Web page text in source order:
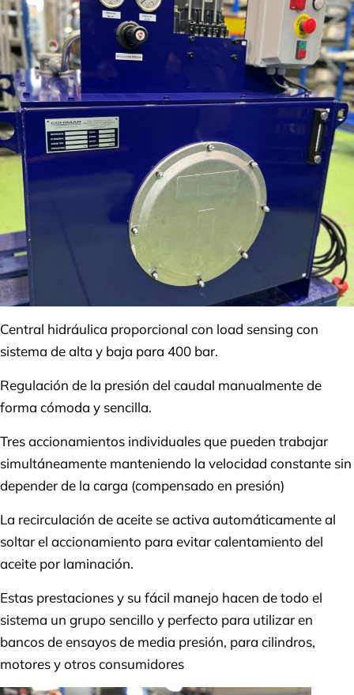
Central hidráulica proporcional con load sensing con
sistema de alta y baja para 400 bar.
Regulación de la presión del caudal manualmente de
forma cómoda y sencilla.
Tres accionamientos individuales que pueden trabajar
simultáneamente manteniendo la velocidad constante sin
depender de la carga (compensado en presión)
La recirculación de aceite se activa automáticamente al
soltar el accionamiento para evitar calentamiento del
aceite por laminación.
Estas prestaciones y su fácil manejo hacen de todo el
sistema un grupo sencillo y perfecto para utilizar en
bancos de ensayos de media presión, para cilindros,
motores y otros consumidores